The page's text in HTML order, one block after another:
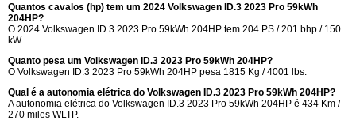
Quantos cavalos (hp) tem um 2024 Volkswagen ID.3 2023 Pro 59kWh
204HP?
O 2024 Volkswagen ID.3 2023 Pro 59kWh 204HP tem 204 PS / 201 bhp / 150
kW.
Quanto pesa um Volkswagen ID.3 2023 Pro 59kWh 204HP?
O Volkswagen ID.3 2023 Pro 59kWh 204HP pesa 1815 Kg / 4001 lbs.
Qual é a autonomia elétrica do Volkswagen ID.3 2023 Pro 59kWh 204HP?
A autonomia elétrica do Volkswagen ID.3 2023 Pro 59kWh 204HP é 434 Km /
270 miles WLTP.